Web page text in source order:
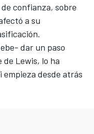
confianza, sobre
a su
dar un paso
Lewis, lo ha
empieza desde atrás